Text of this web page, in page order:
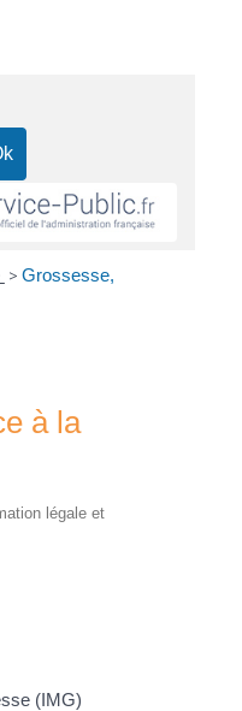
> Grossesse,
à la
légale et
(IMG)